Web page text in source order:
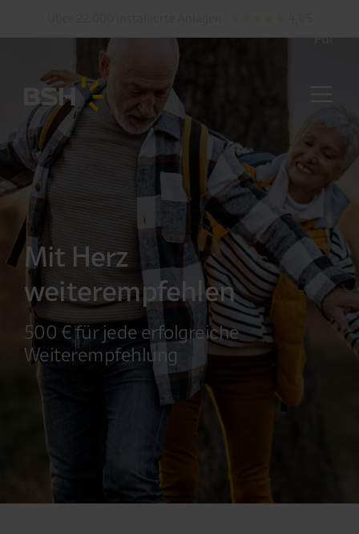
Für
Mit Herz
weiterempfehlen
500 € für jede erfolgreiche
Weiterempfehlung